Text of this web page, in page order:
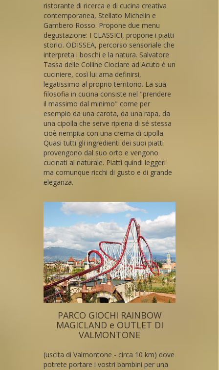
ristorante di ricerca e di cucina creativa
contemporanea, Stellato Michelin e
Gambero Rosso. Propone due menu
degustazione: I CLASSICI, propone i piatti
storici. ODISSEA, percorso sensoriale che
interpreta i boschi e la natura. Salvatore
Tassa delle Colline Ciociare ad Acuto è un
cuciniere, così lui ama definirsi,
legatissimo al proprio territorio. La sua
filosofia in cucina consiste nel "prendere
il massimo dal minimo" come per
esempio da una carota, da una rapa, da
una cipolla che serve ripiena di sé stessa
cioè riempita con una crema di cipolla.
Quasi tutti gli ingredienti dei suoi piatti
provengono dal suo orto e vengono
cucinati al naturale. Piatti quindi leggeri
ma comunque ricchi di gusto e di grande
eleganza.
PARCO GIOCHI RAINBOW
MAGICLAND e OUTLET DI
VALMONTONE
(uscita di Valmontone - circa 10 km) dove
potrete portare i vostri bambini per una